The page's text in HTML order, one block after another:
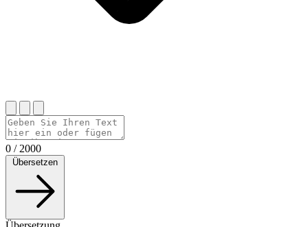
0 / 2000
Übersetzen